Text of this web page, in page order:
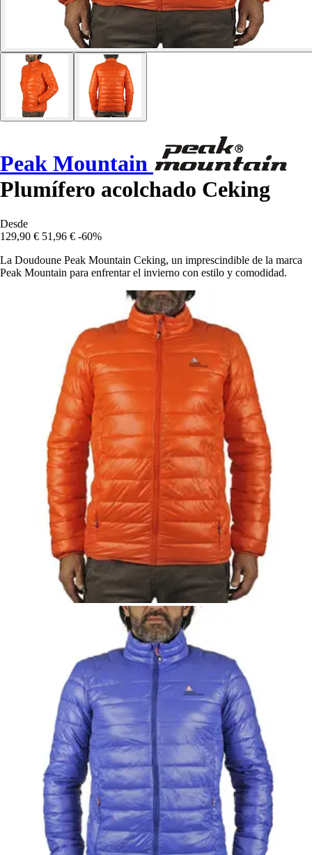
Peak Mountain
Plumífero acolchado Ceking
Desde
129,90 € 51,96 € -60%
La Doudoune Peak Mountain Ceking, un imprescindible de la marca
Peak Mountain para enfrentar el invierno con estilo y comodidad.